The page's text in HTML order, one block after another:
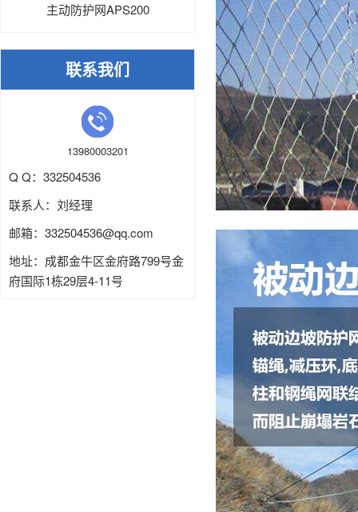
主动防护网APS200
联系我们
13980003201
Q Q：332504536
联系人：刘经理
邮箱： 332504536@qq.com
地址：成都金牛区金府路799号金
府国际1栋29层4-11号